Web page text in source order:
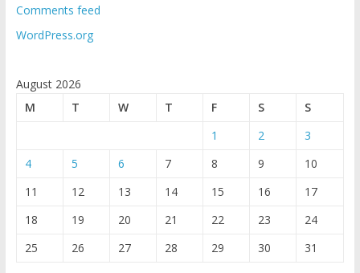
Comments feed
WordPress.org
August 2026
M
T W T F S
S
1
2
3
4
5 6 7 8 9
10
11
12 13 14 15 16
17
18
19 20 21 22 23
24
25
26 27 28 29 30 31